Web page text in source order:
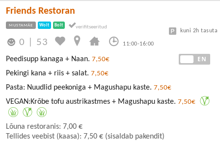
Friends Restoran
MUSTAMÄE Wolt Bolt
0 53 11:00-16:00
kuni 2h tasuta
EN
Peedisupp kanaga + Naan. 7,50€
Pekingi kana + riis + salat. 7,50€
Pasta: Nuudlid peekoniga + Magushapu kaste. 7,50€
VEGAN:Krõbe tofu austrikastmes + Magushapu kaste. 7,50€
Lõuna restoranis: 7,00 €
Tellides veebist (kaasa): 7,50 € (sisaldab pakendit)